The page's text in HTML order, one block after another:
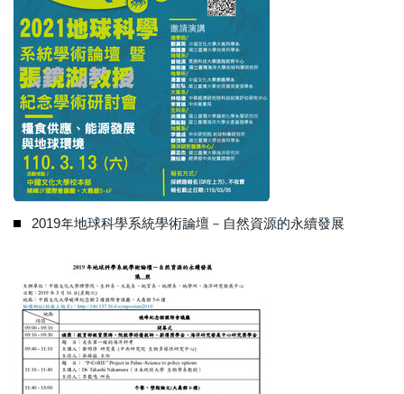
2019年地球科學系統學術論壇－自然資源的永續發展